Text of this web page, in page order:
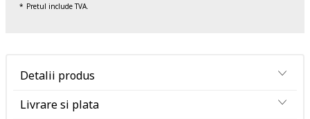
Pretul include TVA.
Detalii produs
Livrare si plata